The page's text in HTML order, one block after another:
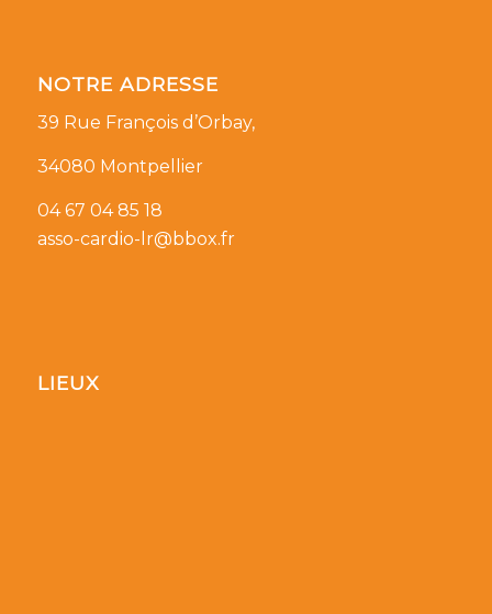
NOTRE ADRESSE
39 Rue François d’Orbay,
34080 Montpellier
04 67 04 85 18
asso-cardio-lr@bbox.fr
LIEUX